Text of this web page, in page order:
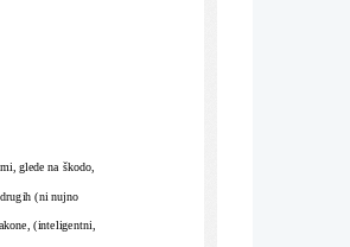
glede na škodo,
(ni nujno
(inteligentni,